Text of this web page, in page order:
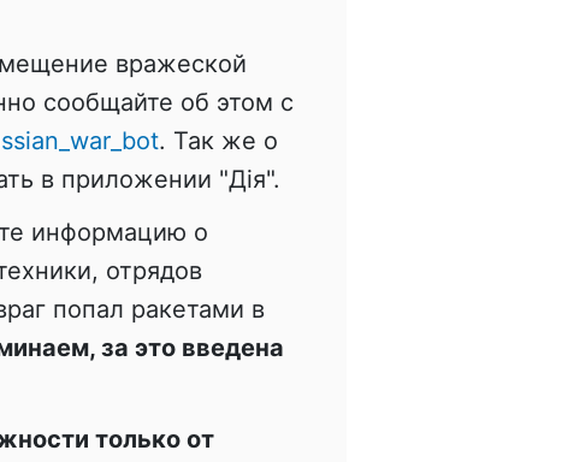
вражеской
сообщайте об этом с
. Так же о
в приложении "Дія".
информацию о
отрядов
попал ракетами в
за это введена
только от